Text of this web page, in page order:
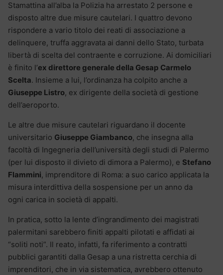
Stamattina all’alba la Polizia ha arrestato 2 persone e
disposto altre due misure cautelari. I quattro devono
rispondere a vario titolo dei reati di associazione a
delinquere, truffa aggravata ai danni dello Stato, turbata
libertà di scelta del contraente e corruzione. Ai domiciliari
è finito l’ex direttore generale della Gesap Carmelo
Scelta. Insieme a lui, l’ordinanza ha colpito anche a
Giuseppe Listro, ex dirigente della società di gestione
dell’aeroporto.
Le altre due misure cautelari riguardano il docente
universitario Giuseppe Giambanco, che insegna alla
facoltà di Ingegneria dell’università degli studi di Palermo
(per lui disposto il divieto di dimora a Palermo), e Stefano
Flammini, imprenditore di Roma: a suo carico applicata la
misura interdittiva della sospensione per un anno da
ogni carica in società di appalti.
In pratica, sotto la lente d’ingrandimento dei magistrati
palermitani sarebbero finiti appalti pilotati e affidati ai
“soliti noti”. Il reato, infatti, fa riferimento a contratti
pubblici garantiti dalla Gesap a una ristretta cerchia di
imprenditori, che in via sistematica, avrebbero ottenuto